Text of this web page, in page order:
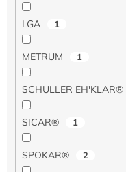
LGA 1
METRUM 1
SCHULLER EH'KLAR®
SICAR® 1
SPOKAR® 2